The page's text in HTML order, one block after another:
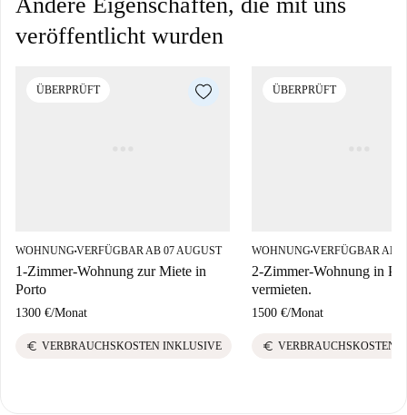
veröffentlicht wurden
ÜBERPRÜFT
WOHNUNG■VERFÜGBAR AB 07 AUGUST
1-Zimmer-Wohnung zur Miete in
Porto
1300 €/Monat
euro VERBRAUCHSKOSTEN INKLUSIVE
ÜBERPRÜFT
WOHNUNG■VERFÜGBAR AB
2-Zimmer-Wohnung in
vermieten.
1500 €/Monat
euro VERBRAUCHSKOSTEN